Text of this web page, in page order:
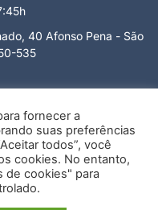
40 Afonso Pena - São
535
Política de cookies
fornecer a
suas preferências
todos”, você
cookies. No entanto,
de cookies" para